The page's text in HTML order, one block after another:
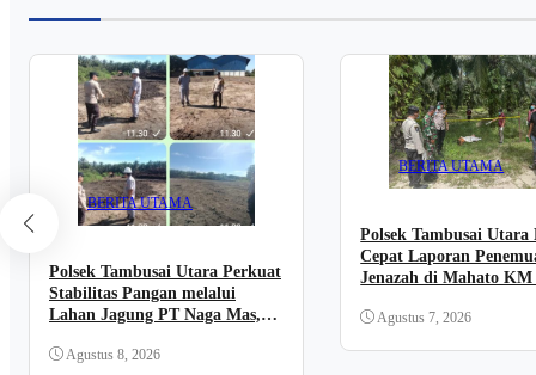
BERITA UTAMA
Polsek Tambusai Utara Perkuat
Stabilitas Pangan melalui
Lahan Jagung PT Naga Mas,
Nasional
Agustus 8, 2026
BERITA UTAMA
Polsek Tambusai Utara
Cepat Laporan
Jenazah di Mahato KM
Agustus 7, 2026